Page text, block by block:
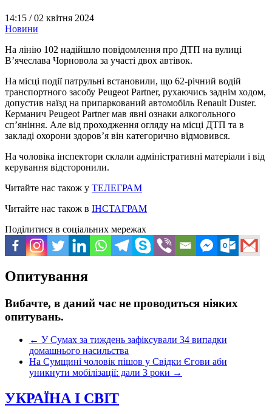
14:15 /02 квітня 2024
Новини
На лінію 102 надійшло повідомлення про ДТП на вулиці
В’ячеслава Чорновола за участі двох автівок.
На місці події патрульні встановили, що 62-річний водій
транспортного засобу Peugeot Partner, рухаючись заднім ходом,
допустив наїзд на припаркований автомобіль Renault Duster.
Керманич Peugeot Partner мав явні ознаки алкогольного
сп’яніння. Але від проходження огляду на місці ДТП та в
закладі охорони здоров’я він категорично відмовився.
На чоловіка інспектори склали адміністративні матеріали і від
керування відсторонили.
Читайте нас також у ТЕЛЕГРАМ
Читайте нас також в ІНСТАГРАМ
Поділитися в соціальних мережах
Опитування
Вибачте, в даний час не проводиться ніяких
опитувань.
← У Сумах за тиждень зафіксували 34 випадки
домашнього насильства
На Сумщині чоловік пішов у Свідки Єгови аби
уникнути мобілізації: дали 3 роки →
УКРАЇНА І СВІТ